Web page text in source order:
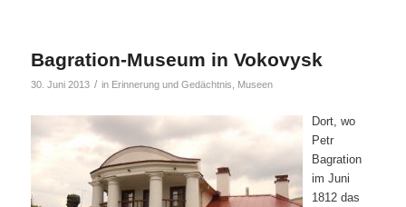
Bagration-Museum in Vokovysk
30. Juni 2013 / in Erinnerung und Gedächtnis Museen
Dort, wo
Petr
Bagration
im Juni
1812 das